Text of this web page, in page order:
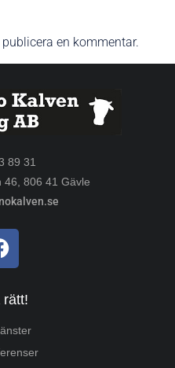
en kommentar.
89 31
46, 806 41 Gävle
rätt!